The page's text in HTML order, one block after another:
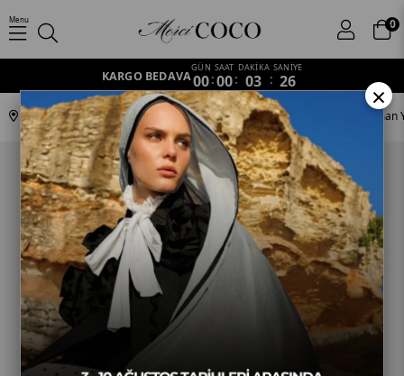
0
Menu
KARGO BEDAVA
GÜN
00:
SAAT
00:
DAKİKA
03 :
SANİYE
25
Anasayfa Koleksiyonlar Ottoman SV-BAL-20 Bronz Şafak & Orman
×